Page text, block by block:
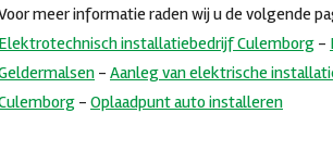
meer informatie raden wij u de volgende
installatiebedrijf Culemborg -
- Aanleg van elektrische
- Oplaadpunt auto installeren